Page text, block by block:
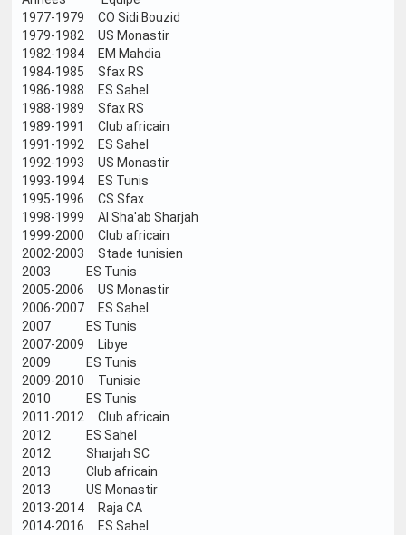
1977-1979 CO Sidi Bouzid
1979-1982 US Monastir
1982-1984 EM Mahdia
1984-1985 Sfax RS
1986-1988 ES Sahel
1988-1989 Sfax RS
1989-1991 Club africain
1991-1992 ES Sahel
1992-1993 US Monastir
1993-1994 ES Tunis
1995-1996 CS Sfax
1998-1999 Al Sha'ab Sharjah
1999-2000 Club africain
2002-2003 Stade tunisien
2003 ES Tunis
2005-2006 US Monastir
2006-2007 ES Sahel
2007 ES Tunis
2007-2009 Libye
2009 ES Tunis
2009-2010 Tunisie
2010 ES Tunis
2011-2012 Club africain
2012 ES Sahel
2012 Sharjah SC
2013 Club africain
2013 US Monastir
2013-2014 Raja CA
2014-2016 ES Sahel